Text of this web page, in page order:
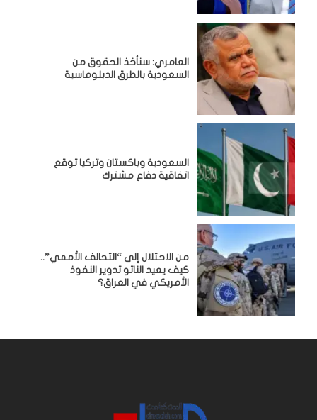
العامري: سنأخذ الحقوق من
السعودية بالطرق الدبلوماسية
السعودية وباكستان وتركيا توقع
اتفاقية دفاع مشترك
من الاحتلال إلى “التحالف الأممي”..
كيف يعيد الناتو تدوير النفوذ
الأمريكي في العراق؟